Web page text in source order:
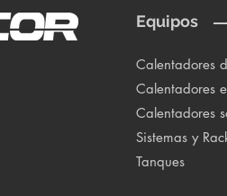
Equipos
Calentadores
Calentadores
Calentadores
Sistemas y
Tanques